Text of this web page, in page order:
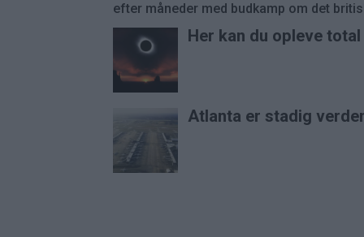
efter måneder med budkamp om det
Her kan du opleve
Atlanta er stadig